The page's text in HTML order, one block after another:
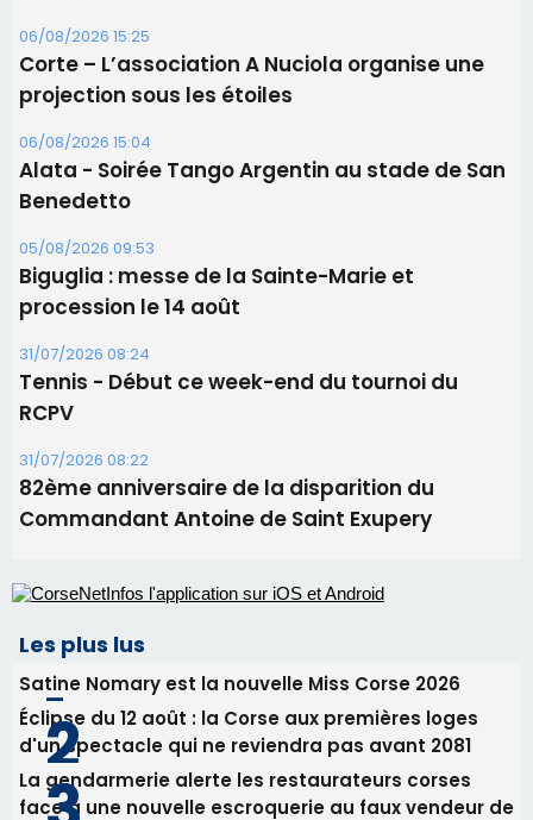
05/08/2026 09:53
Biguglia : messe de la Sainte-Marie et
procession le 14 août
31/07/2026 08:24
Tennis - Début ce week-end du tournoi du
RCPV
31/07/2026 08:22
82ème anniversaire de la disparition du
Commandant Antoine de Saint Exupery
Les plus lus
Satine Nomary est la nouvelle Miss Corse 2026
Éclipse du 12 août : la Corse aux premières loges
d'un spectacle qui ne reviendra pas avant 2081
face à une nouvelle escroquerie au faux vendeur de
En Corse, un début de saison marqué par une
consommation en recul dans les restaurants
Deux jeunes Ajacciens sur la voie de la médecine
militaire
Newsletter